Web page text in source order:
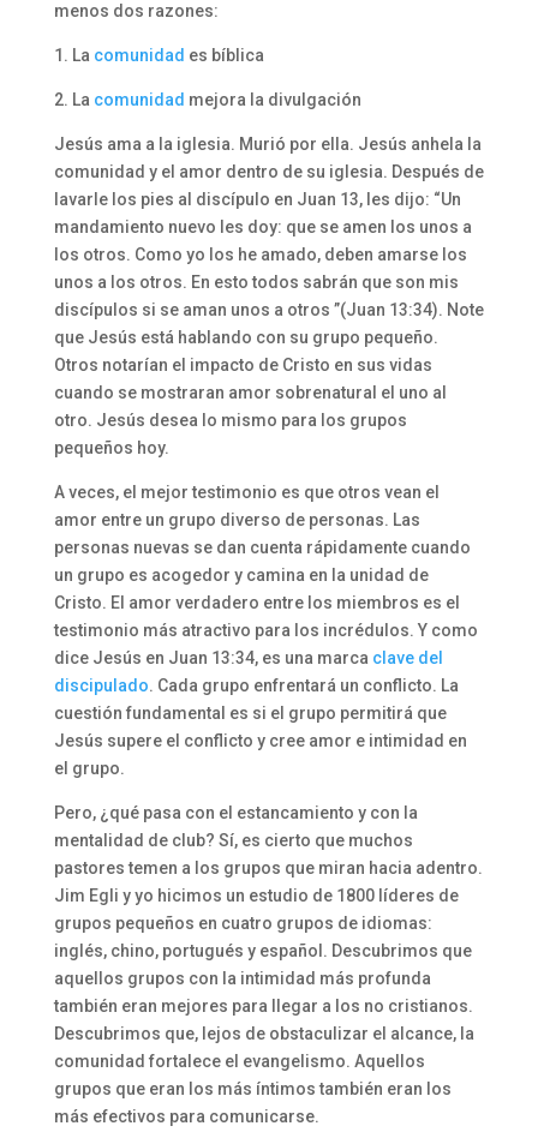
menos dos razones:
1. La comunidad es bíblica
2. La comunidad mejora la divulgación
Jesús ama a la iglesia. Murió por ella. Jesús anhela la
comunidad y el amor dentro de su iglesia. Después de
lavarle los pies al discípulo en Juan 13, les dijo: “Un
mandamiento nuevo les doy: que se amen los unos a
los otros. Como yo los he amado, deben amarse los
unos a los otros. En esto todos sabrán que son mis
discípulos si se aman unos a otros ”(Juan 13:34). Note
que Jesús está hablando con su grupo pequeño.
Otros notarían el impacto de Cristo en sus vidas
cuando se mostraran amor sobrenatural el uno al
otro. Jesús desea lo mismo para los grupos
pequeños hoy.
A veces, el mejor testimonio es que otros vean el
amor entre un grupo diverso de personas. Las
personas nuevas se dan cuenta rápidamente cuando
un grupo es acogedor y camina en la unidad de
Cristo. El amor verdadero entre los miembros es el
testimonio más atractivo para los incrédulos. Y como
dice Jesús en Juan 13:34, es una marca clave del
discipulado. Cada grupo enfrentará un conflicto. La
cuestión fundamental es si el grupo permitirá que
Jesús supere el conflicto y cree amor e intimidad en
el grupo.
Pero, ¿qué pasa con el estancamiento y con la
mentalidad de club? Sí, es cierto que muchos
pastores temen a los grupos que miran hacia adentro.
Jim Egli y yo hicimos un estudio de 1800 líderes de
grupos pequeños en cuatro grupos de idiomas:
inglés, chino, portugués y español. Descubrimos que
aquellos grupos con la intimidad más profunda
también eran mejores para llegar a los no cristianos.
Descubrimos que, lejos de obstaculizar el alcance, la
comunidad fortalece el evangelismo. Aquellos
grupos que eran los más íntimos también eran los
más efectivos para comunicarse.